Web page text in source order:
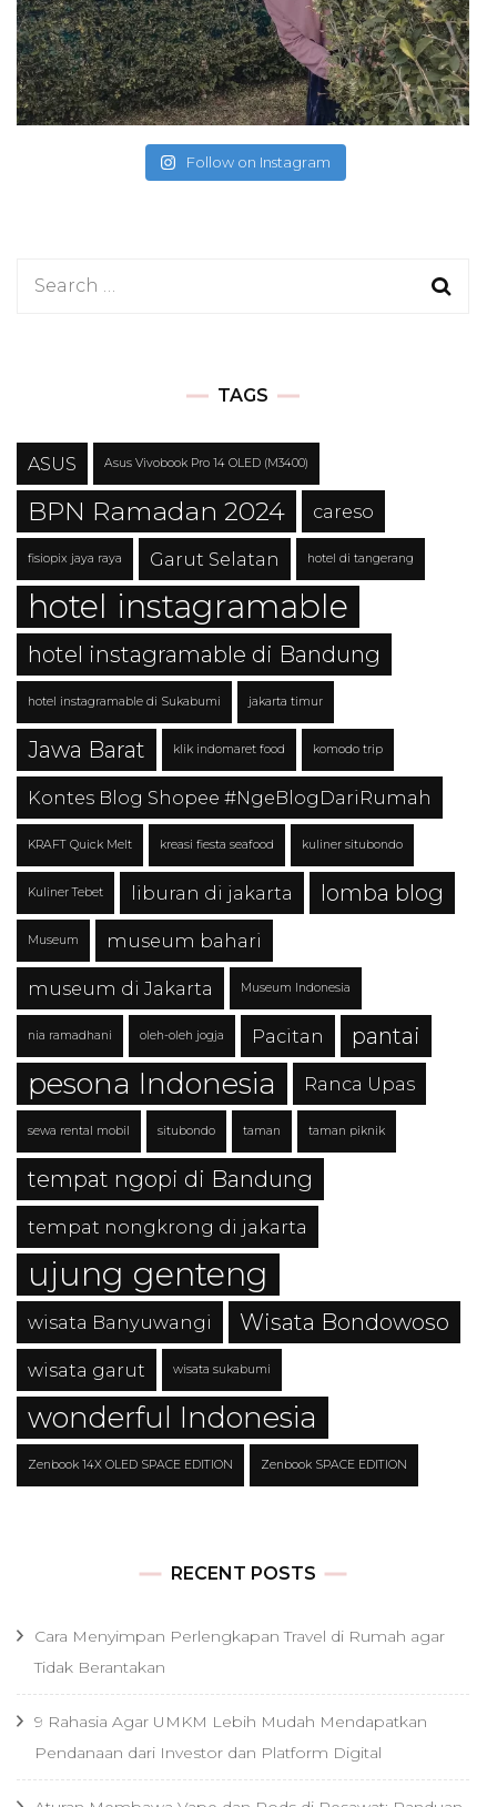
Follow on Instagram
Search
TAGS
ASUS Asus Vivobook Pro 14 OLED (M3400)
BPN Ramadan 2024 careso
fisiopix jaya raya Garut Selatan hotel di tangerang
hotel instagramable
hotel instagramable di Bandung
hotel instagramable di Sukabumi jakarta timur
Jawa Barat klik indomaret food komodo trip
Kontes Blog Shopee #NgeBlogDariRumah
KRAFT Quick Melt kreasi fiesta seafood kuliner situbondo
Kuliner Tebet liburan di jakarta lomba blog
Museum museum bahari
museum di Jakarta Museum Indonesia
nia ramadhani oleh-oleh jogja Pacitan pantai
pesona Indonesia Ranca Upas
sewa rental mobil situbondo taman taman piknik
tempat ngopi di Bandung
tempat nongkrong di jakarta
ujung genteng
wisata Banyuwangi Wisata Bondowoso
wisata garut wisata sukabumi
wonderful Indonesia
Zenbook 14X OLED SPACE EDITION Zenbook SPACE EDITION
RECENT POSTS
Cara Menyimpan Perlengkapan Travel di Rumah agar
Tidak Berantakan
9 Rahasia Agar UMKM Lebih Mudah Mendapatkan
Pendanaan dari Investor dan Platform Digital